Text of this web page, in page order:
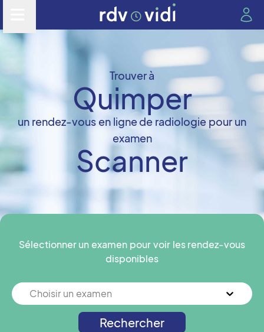
Trouver à
Quimper
un rendez-vous en ligne de radiologie pour un
examen
Scanner
Sélectionner un examen pour voir les rendez-vous
disponibles
Choisir un examen
Rechercher